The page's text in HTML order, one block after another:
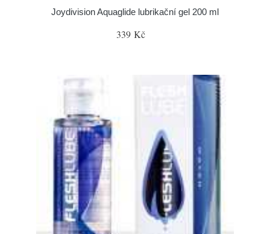
Joydivision Aquaglide lubrikační gel 200 ml
339 Kč